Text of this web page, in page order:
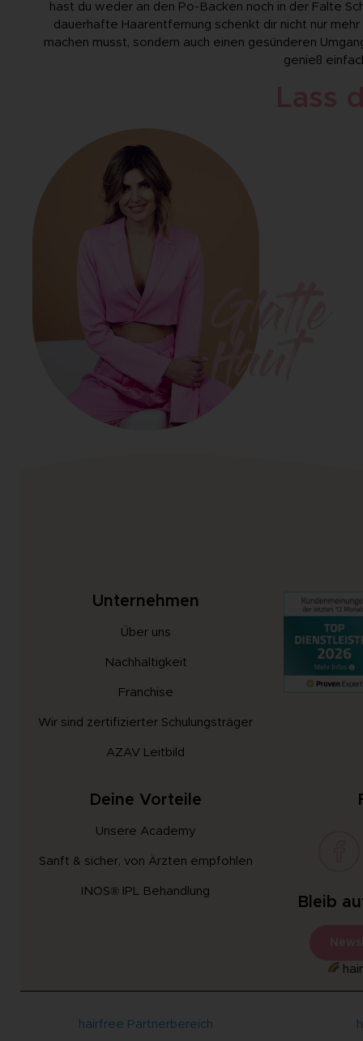
hast du weder an den Po-Backen noch in der Falte
dauerhafte Haarentfernung schenkt dir nicht nur
machen musst, sondern auch einen gesünderen
genieß
Glatte
Haut
Unternehmen
Über uns
Nachhaltigkeit
Franchise
Wir sind zertifizierter Schulungsträger
AZAV Leitbild
Deine Vorteile
Unsere Academy
Sanft & sicher, von Ärzten empfohlen
INOS® IPL Behandlung
Bleib
hairfree Partnerbereich